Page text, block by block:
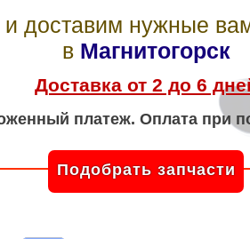
доставим нужные вам
в Магнитогорск
Доставка от 2 до 6
платеж. Оплата при
Подобрать запчасти